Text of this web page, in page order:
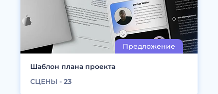
Шаблон плана проекта
СЦЕНЫ - 23